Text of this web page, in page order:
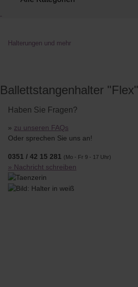
Halterungen und mehr
Ballettstangenhalter "Flex"
Haben Sie Fragen?
» zu unseren FAQs
Oder sprechen Sie uns an!
0351 / 42 15 281 (Mo - Fr 9 - 17 Uhr)
» Nachricht schreiben